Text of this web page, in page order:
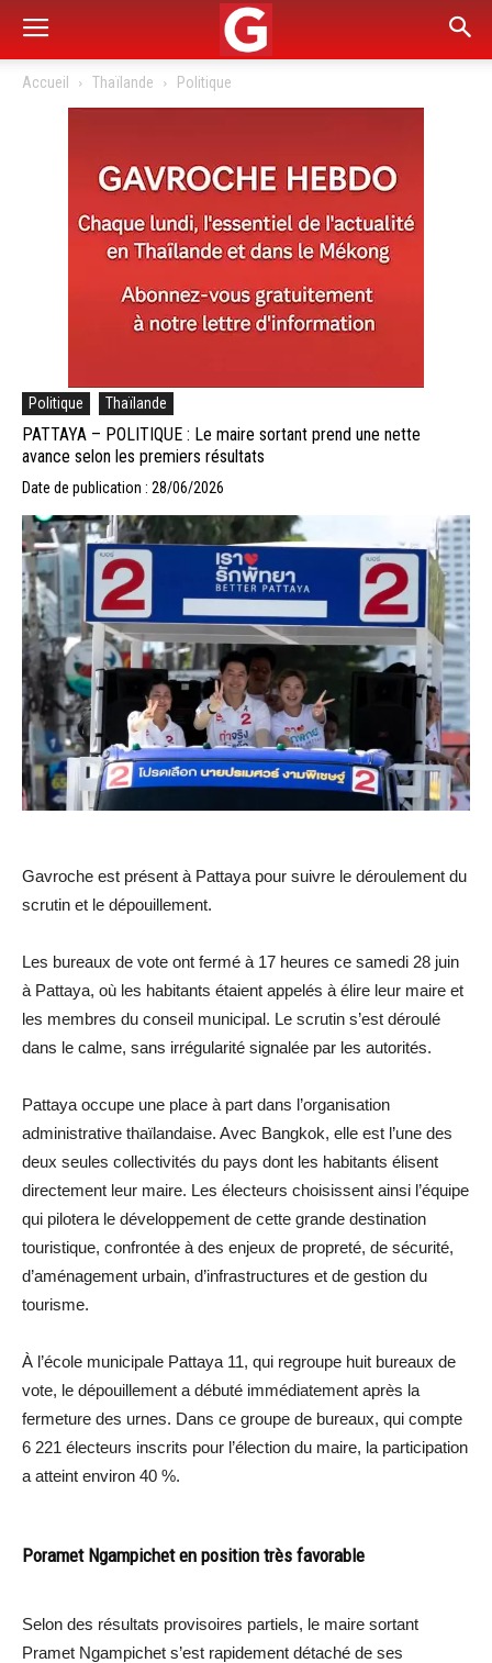
Accueil Thaïlande Politique
Politique Thaïlande
PATTAYA – POLITIQUE : Le maire sortant prend une nette
avance selon les premiers résultats
Date de publication : 28/06/2026
Gavroche est présent à Pattaya pour suivre le déroulement du
scrutin et le dépouillement.
Les bureaux de vote ont fermé à 17 heures ce samedi 28 juin
à Pattaya, où les habitants étaient appelés à élire leur maire et
les membres du conseil municipal. Le scrutin s’est déroulé
dans le calme, sans irrégularité signalée par les autorités.
Pattaya occupe une place à part dans l’organisation
administrative thaïlandaise. Avec Bangkok, elle est l’une des
deux seules collectivités du pays dont les habitants élisent
directement leur maire. Les électeurs choisissent ainsi l’équipe
qui pilotera le développement de cette grande destination
touristique, confrontée à des enjeux de propreté, de sécurité,
d’aménagement urbain, d’infrastructures et de gestion du
tourisme.
À l’école municipale Pattaya 11, qui regroupe huit bureaux de
vote, le dépouillement a débuté immédiatement après la
fermeture des urnes. Dans ce groupe de bureaux, qui compte
6 221 électeurs inscrits pour l’élection du maire, la participation
a atteint environ 40 %.
Poramet Ngampichet en position très favorable
Selon des résultats provisoires partiels, le maire sortant
Pramet Ngampichet s’est rapidement détaché de ses